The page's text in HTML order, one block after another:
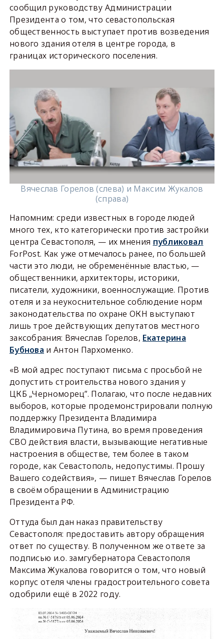
сообщил руководству Администрации
Президента о том, что севастопольская
общественность выступает против возведения
нового здания отеля в центре города, в
границах исторического поселения.
Вячеслав Горелов (слева) и Максим Жукалов
(справа)
Напомним: среди известных в городе людей
много тех, кто категорически против застройки
центра Севастополя, — их мнения публиковал
ForPost. Как уже отмечалось ранее, по большей
части это люди, не обременённые властью, —
общественники, архитекторы, историки,
писатели, художники, военнослужащие. Против
отеля и за неукоснительное соблюдение норм
законодательства по охране ОКН выступают
лишь трое действующих депутатов местного
заксобрания: Вячеслав Горелов, Екатерина
Бубнова и Антон Пархоменко.
«В мой адрес поступают письма с просьбой не
допустить строительства нового здания у
ЦКБ „Черноморец”. Полагаю, что после недавних
выборов, которые продемонстрировали полную
поддержку Президента Владимира
Владимировича Путина, во время проведения
СВО действия власти, вызывающие негативные
настроения в обществе, тем более в таком
городе, как Севастополь, недопустимы. Прошу
Вашего содействия», — пишет Вячеслав Горелов
в своём обращении в Администрацию
Президента РФ.
Оттуда был дан наказ правительству
Севастополя: предоставить автору обращения
ответ по существу. В полученном же ответе за
подписью и.о. замгубернатора Севастополя
Максима Жукалова говорится о том, что новый
корпус отеля члены градостроительного совета
одобрили ещё в 2022 году.